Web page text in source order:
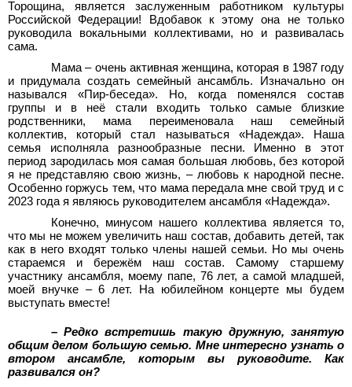
Торощина, является заслуженным работником культуры
Российской Федерации! Вдобавок к этому она не только
руководила вокальными коллективами, но и развивалась
сама.
Мама – очень активная женщина, которая в 1987 году
и придумала создать семейный ансамбль. Изначально он
назывался «Пир-беседа». Но, когда поменялся состав
группы и в неё стали входить только самые близкие
родственники, мама переименовала наш семейный
коллектив, который стал называться «Надежда». Наша
семья исполняла разнообразные песни. Именно в этот
период зародилась моя самая большая любовь, без которой
я не представляю свою жизнь, – любовь к народной песне.
Особенно горжусь тем, что мама передала мне свой труд и с
2023 года я являюсь руководителем ансамбля «Надежда».
Конечно, минусом нашего коллектива является то,
что мы не можем увеличить наш состав, добавить детей, так
как в него входят только члены нашей семьи. Но мы очень
стараемся и бережём наш состав. Самому старшему
участнику ансамбля, моему папе, 76 лет, а самой младшей,
моей внучке – 6 лет. На юбилейном концерте мы будем
выступать вместе!
– Редко встретишь такую дружную, занятую
общим делом большую семью. Мне интересно узнать о
втором ансамбле, которым вы руководите. Как
развивался он?